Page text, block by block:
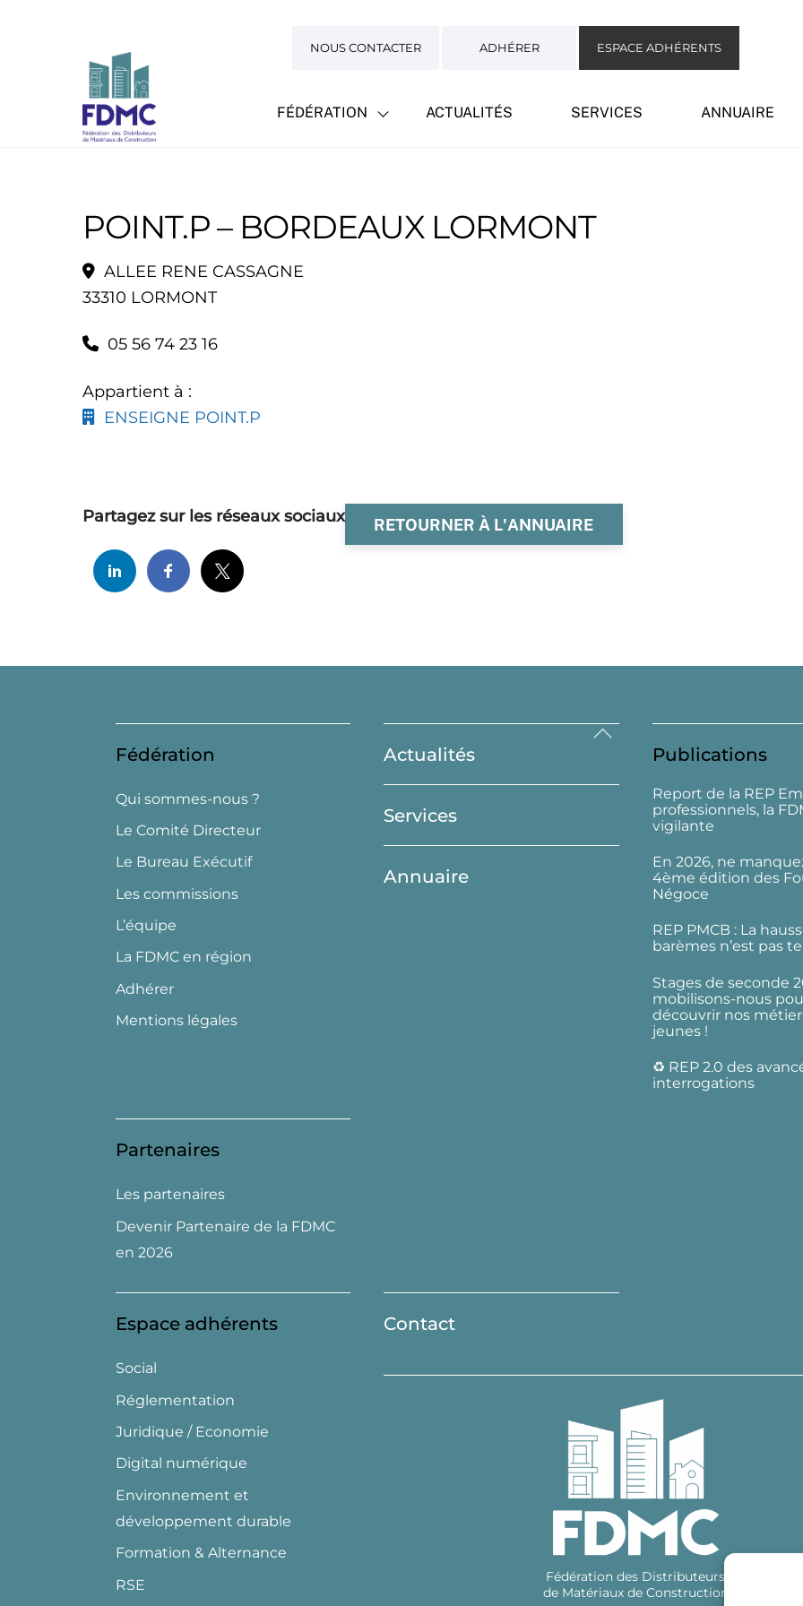
NOUS CONTACTER ADHÉRER ESPACE ADHÉRENTS
FÉDÉRATION ACTUALITÉS SERVICES ANNUAIRE
POINT.P – BORDEAUX LORMONT
ALLEE RENE CASSAGNE
33310 LORMONT
05 56 74 23 16
Appartient à :
ENSEIGNE POINT.P
RETOURNER À L'ANNUAIRE
Partagez sur les réseaux sociaux
Back
Top
Fédération
Qui sommes-nous ?
Le Comité Directeur
Le Bureau Exécutif
Les commissions
L’équipe
La FDMC en région
Adhérer
Mentions légales
Actualités
Services
Annuaire
Publications
Report de la REP
professionnels, la
vigilante
En 2026, ne
4ème édition des
Négoce
REP PMCB : La
barèmes n’est pas
Stages de seconde
mobilisons-nous
découvrir nos
jeunes !
♻️ REP 2.0 des
interrogations
Partenaires
Les partenaires
Devenir Partenaire de la FDMC
en 2026
Espace adhérents
Social
Réglementation
Juridique / Economie
Digital numérique
Environnement et
développement durable
Formation & Alternance
RSE
Contact
Fédération des Distributeurs
de Matériaux de Construction